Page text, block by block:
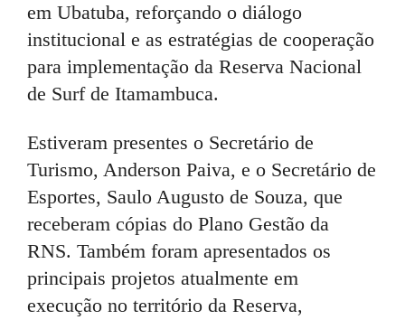
em Ubatuba, reforçando o diálogo
institucional e as estratégias de cooperação
para implementação da Reserva Nacional
de Surf de Itamambuca.
Estiveram presentes o Secretário de
Turismo, Anderson Paiva, e o Secretário de
Esportes, Saulo Augusto de Souza, que
receberam cópias do Plano Gestão da
RNS. Também foram apresentados os
principais projetos atualmente em
execução no território da Reserva,